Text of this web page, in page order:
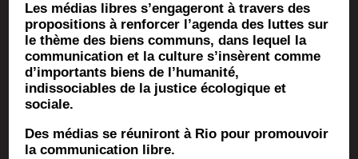
Les médias libres s’engageront à travers des
propositions à renforcer l’agenda des luttes sur
le thème des biens communs, dans lequel la
communication et la culture s’insèrent comme
d’importants biens de l’humanité,
indissociables de la justice écologique et
sociale.
Des médias se réuni­ront à Rio pour pro­mou­voir
la com­mu­ni­ca­tion libre.